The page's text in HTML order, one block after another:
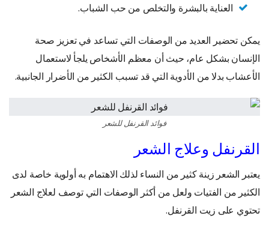
العناية بالبشرة والتخلص من حب الشباب.
يمكن تحضير العديد من الوصفات التي تساعد في تعزيز صحة
الإنسان بشكل عام، حيث أن معظم الأشخاص يلجأ لاستعمال
الأعشاب بدلا من الأدوية التي قد تسبب الكثير من الأضرار الجانبية.
فوائد القرنفل للشعر
القرنفل وعلاج الشعر
يعتبر الشعر زينة كثير من النساء لذلك الاهتمام به أولوية خاصة لدى
الكثير من الفتيات ولعل من أكثر الوصفات التي توصف لعلاج الشعر
تحتوي على زيت القرنفل.